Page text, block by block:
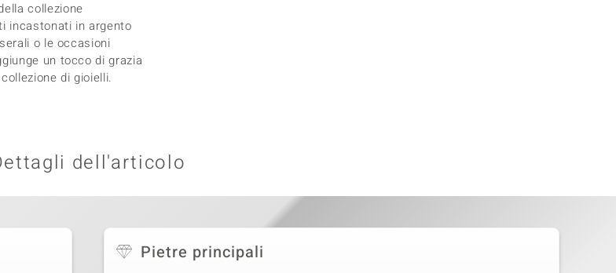
collezione
incastonati in argento
o le occasioni
un tocco di grazia
di gioielli.
dell'articolo
Pietre principali